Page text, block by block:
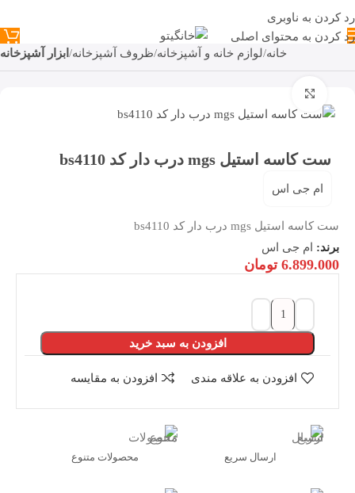
رد کردن به ناوبری
رد کردن به محتوای اصلی
خانه لوازم خانه و آشپزخانه ظروف آشپزخانه ابزار آشپزخانه
ست کاسه استیل mgs درب دار کد bs4110
ام جی اس
ست کاسه استیل mgs درب دار کد bs4110
برند: ام جی اس
6.899.000 تومان
افزودن به سبد خرید
افزودن به علاقه مندی افزودن به مقایسه
ارسال سریع محصولات متنوع